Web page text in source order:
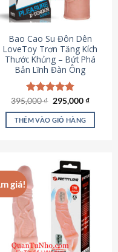
Bao Cao Su Đôn Dên
LoveToy Trơn Tăng Kích
Thước Khủng – Bứt Phá
Bản Lĩnh Đàn Ông
Được xếp
hạng4.82
5 sao
395,000₫ Giá
là:
395,000 ₫.
295,000₫Giá
tại
THÊM VÀO GIỎ HÀNG
giá!